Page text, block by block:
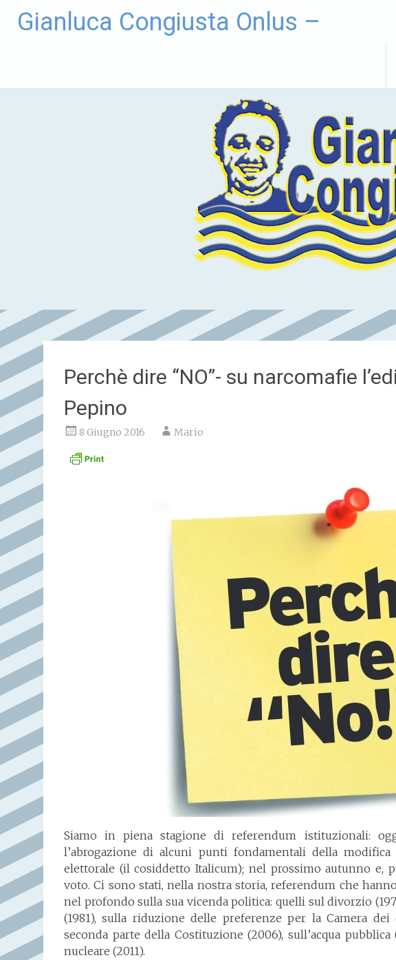
Gianluca Congiusta Onlus –
Perchè dire “NO”- su narcomafie
Pepino
8 Giugno 2016 Mario
Siamo in piena stagione di referendum istituzionali:
l’abrogazione di alcuni punti fondamentali della
elettorale (il cosiddetto Italicum); nel prossimo autunno e,
voto. Ci sono stati, nella nostra storia, referendum che
nel profondo sulla sua vicenda politica: quelli sul divorzio
(1981), sulla riduzione delle preferenze per la Camera dei
seconda parte della Costituzione (2006), sull’acqua
nucleare (2011).